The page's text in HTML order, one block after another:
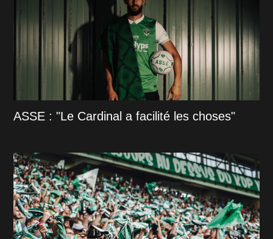
ASSE : "Le Cardinal a facilité les choses"